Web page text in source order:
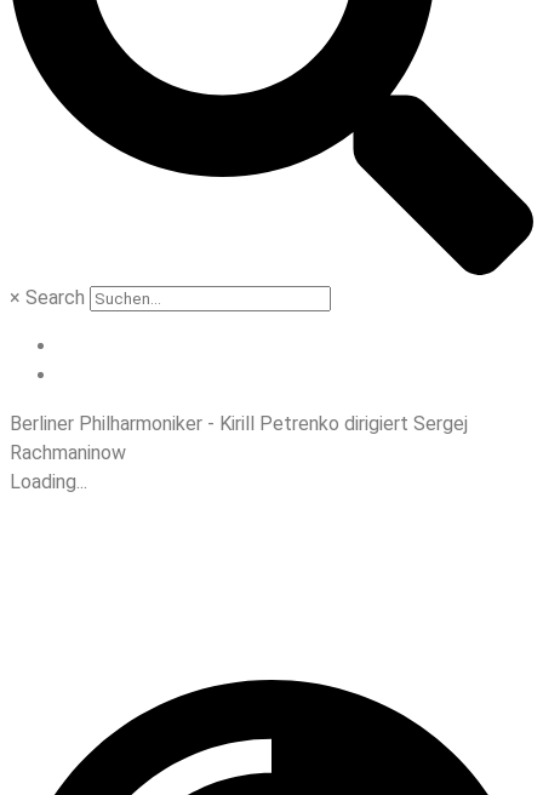
× Search
Berliner Philharmoniker - Kirill Petrenko dirigiert Sergej
Rachmaninow
Loading...